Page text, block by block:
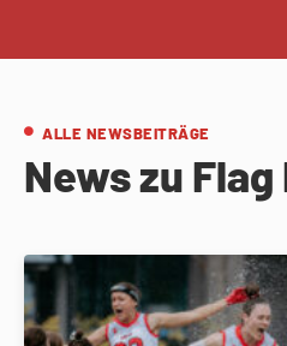
ALLE NEWSBEITRÄGE
News zu